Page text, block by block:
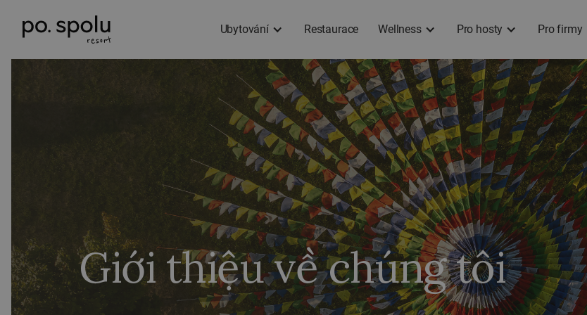
Ubytování Restaurace Wellness Pro hosty Pro firmy
Giới thiệu về chúng tôi